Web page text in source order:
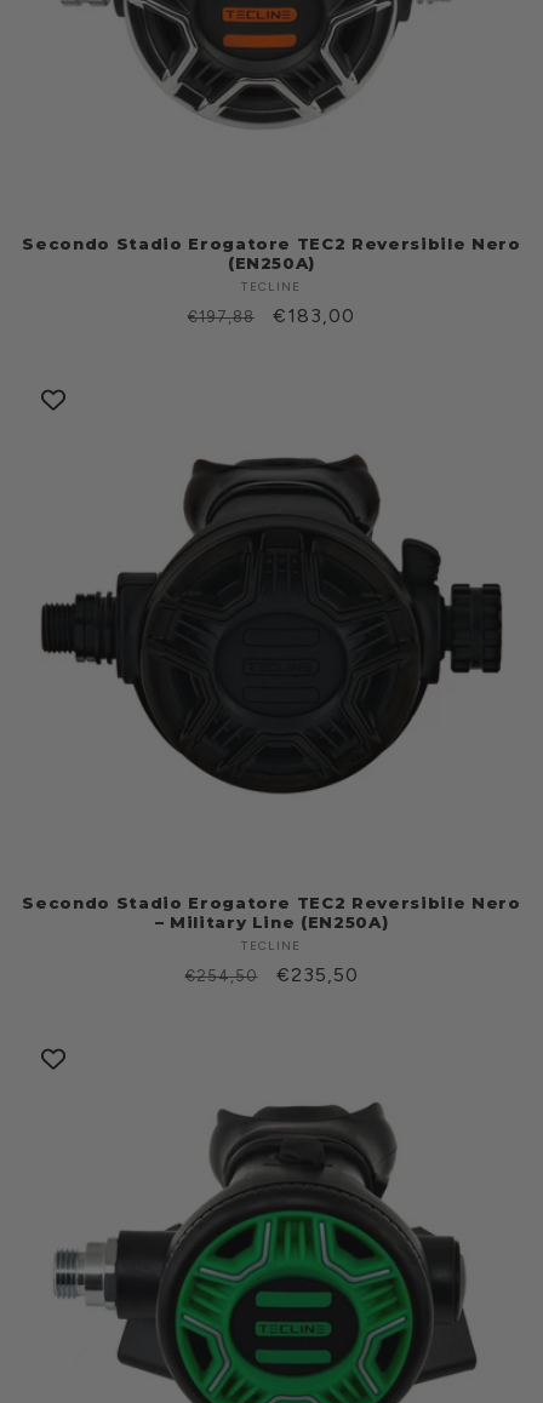
Secondo Stadio Erogatore TEC2 Reversibile Nero
(EN250A)
Produttore:
TECLINE
Prezzo
€197,88
Prezzo
€183,00
Secondo Stadio Erogatore TEC2 Reversibile Nero
– Military Line (EN250A)
Produttore:
TECLINE
Prezzo
€254,50
Prezzo
€235,50